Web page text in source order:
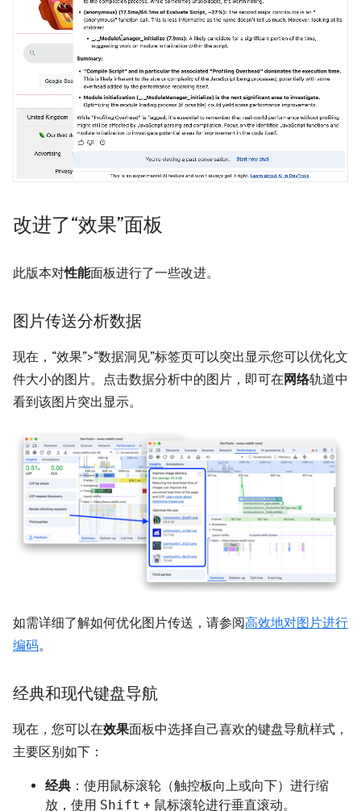
改进了“效果”面板
此版本对性能面板进行了一些改进。
图片传送分析数据
现在，“效果”>“数据洞见”标签页可以突出显示您可以优化文
件大小的图片。 点击数据分析中的图片，即可在网络轨道中
看到该图片突出显示。
如需详细了解如何优化图片传送，请参阅高效地对图片进行
编码。
经典和现代键盘导航
现在，您可以在效果面板中选择自己喜欢的键盘导航样式，
主要区别如下：
经典 ：使用鼠标滚轮（触控板向上或向下）进行缩
放，使用 Shift + 鼠标滚轮进行垂直滚动。